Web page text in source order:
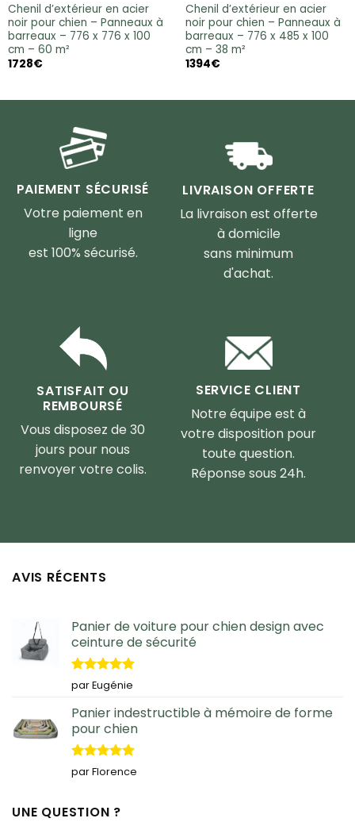
Chenil d’extérieur en acier
noir pour chien – Panneaux à
barreaux – 776 x 776 x 100
cm – 60 m²
1728€
Chenil d’extérieur en acier
noir pour chien – Panneaux à
barreaux – 776 x 485 x 100
cm – 38 m²
1394€
PAIEMENT SÉCURISÉ
Votre paiement en
ligne
est 100% sécurisé.
LIVRAISON OFFERTE
La livraison est offerte
à domicile
sans minimum
d'achat.
SATISFAIT OU
REMBOURSÉ
Vous disposez de 30
jours pour nous
renvoyer votre colis.
SERVICE CLIENT
Notre équipe est à
votre disposition pour
toute question.
Réponse sous 24h.
AVIS RÉCENTS
Panier de voiture pour chien design avec
ceinture de sécurité
Note5sur
5
par Eugénie
Panier indestructible à mémoire de forme
pour chien
Note5sur
5
par Florence
UNE QUESTION ?